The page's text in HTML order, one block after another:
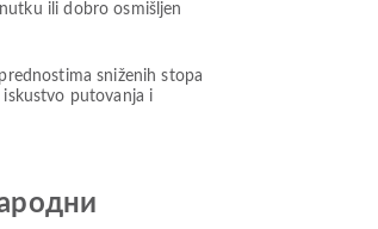
ili dobro osmišljen
sniženih stopa
iskustvo putovanja i